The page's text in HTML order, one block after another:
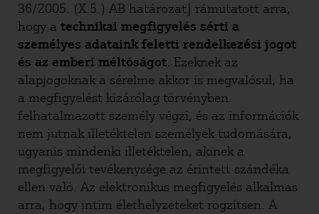
36/2005. (X.5.) AB határozat] rámutatott arra,
hogy a technikai megfigyelés sérti a
személyes adataink feletti rendelkezési jogot
és az emberi méltóságot. Ezeknek az
alapjogoknak a sérelme akkor is megvalósul, ha
a megfigyelést kizárólag törvényben
felhatalmazott személy végzi, és az információk
nem jutnak illetéktelen személyek tudomására,
ugyanis mindenki illetéktelen, akinek a
megfigyelői tevékenysége az érintett szándéka
ellen való. Az elektronikus megfigyelés alkalmas
arra, hogy intim élethelyzeteket rögzítsen. A